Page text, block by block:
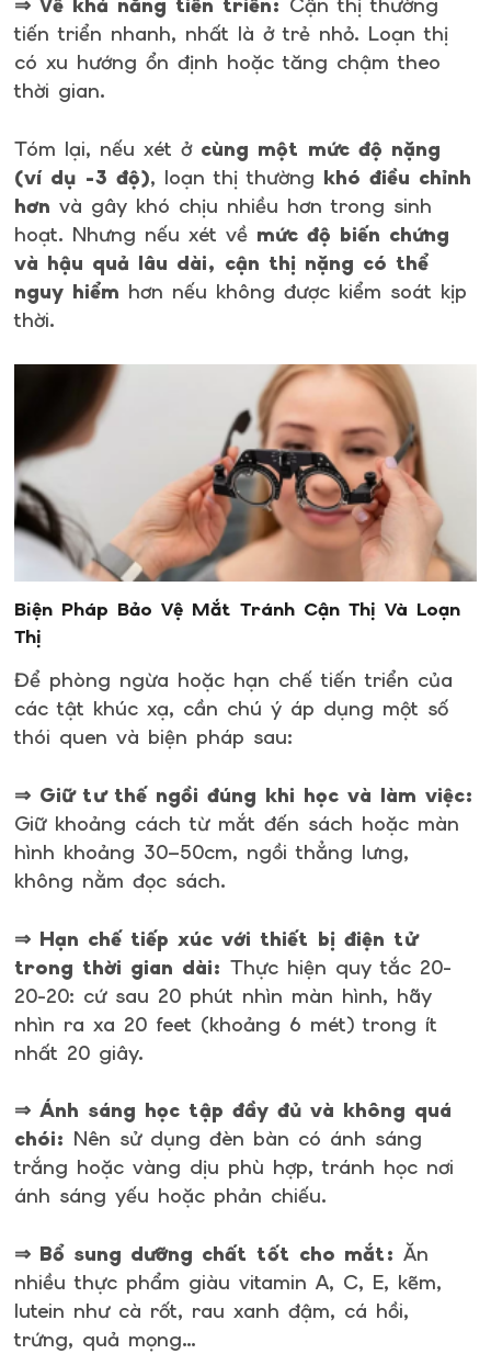
⇒ Về khả năng tiến triển: Cận thị thường
tiến triển nhanh, nhất là ở trẻ nhỏ. Loạn thị
có xu hướng ổn định hoặc tăng chậm theo
thời gian.
Tóm lại, nếu xét ở cùng một mức độ nặng
(ví dụ -3 độ), loạn thị thường khó điều chỉnh
hơn và gây khó chịu nhiều hơn trong sinh
hoạt. Nhưng nếu xét về mức độ biến chứng
và hậu quả lâu dài, cận thị nặng có thể
nguy hiểm hơn nếu không được kiểm soát kịp
thời.
Biện Pháp Bảo Vệ Mắt Tránh Cận Thị Và Loạn
Thị
Để phòng ngừa hoặc hạn chế tiến triển của
các tật khúc xạ, cần chú ý áp dụng một số
thói quen và biện pháp sau:
⇒ Giữ tư thế ngồi đúng khi học và làm việc:
Giữ khoảng cách từ mắt đến sách hoặc màn
hình khoảng 30–50cm, ngồi thẳng lưng,
không nằm đọc sách.
⇒ Hạn chế tiếp xúc với thiết bị điện tử
trong thời gian dài: Thực hiện quy tắc 20-
20-20: cứ sau 20 phút nhìn màn hình, hãy
nhìn ra xa 20 feet (khoảng 6 mét) trong ít
nhất 20 giây.
⇒ Ánh sáng học tập đầy đủ và không quá
chói: Nên sử dụng đèn bàn có ánh sáng
trắng hoặc vàng dịu phù hợp, tránh học nơi
ánh sáng yếu hoặc phản chiếu.
⇒ Bổ sung dưỡng chất tốt cho mắt: Ăn
nhiều thực phẩm giàu vitamin A, C, E, kẽm,
lutein như cà rốt, rau xanh đậm, cá hồi,
trứng, quả mọng…